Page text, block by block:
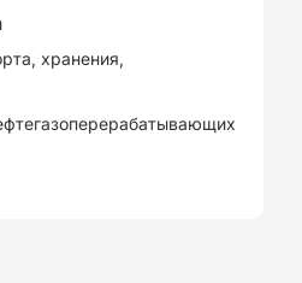
хранения,